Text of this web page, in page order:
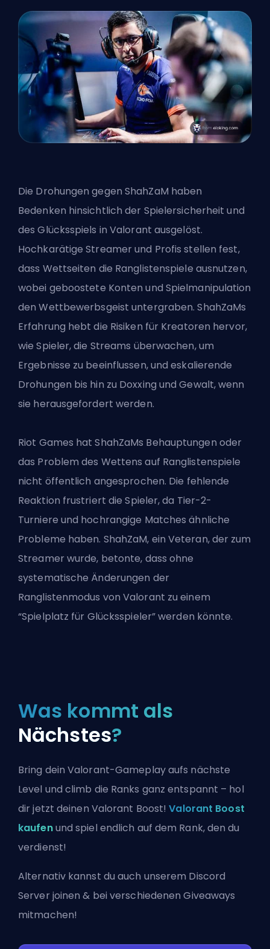
Die Drohungen gegen ShahZaM haben
Bedenken hinsichtlich der Spielersicherheit und
des Glücksspiels in Valorant ausgelöst.
Hochkarätige Streamer und Profis stellen fest,
dass Wettseiten die Ranglistenspiele ausnutzen,
wobei geboostete Konten und Spielmanipulation
den Wettbewerbsgeist untergraben. ShahZaMs
Erfahrung hebt die Risiken für Kreatoren hervor,
wie Spieler, die Streams überwachen, um
Ergebnisse zu beeinflussen, und eskalierende
Drohungen bis hin zu Doxxing und Gewalt, wenn
sie herausgefordert werden.
Riot Games hat ShahZaMs Behauptungen oder
das Problem des Wettens auf Ranglistenspiele
nicht öffentlich angesprochen. Die fehlende
Reaktion frustriert die Spieler, da Tier-2-
Turniere und hochrangige Matches ähnliche
Probleme haben. ShahZaM, ein Veteran, der zum
Streamer wurde, betonte, dass ohne
systematische Änderungen der
Ranglistenmodus von Valorant zu einem
“Spielplatz für Glücksspieler” werden könnte.
Was kommt als
Nächstes?
Bring dein Valorant-Gameplay aufs nächste
Level und climb die Ranks ganz entspannt – hol
dir jetzt deinen Valorant Boost!Valorant Boost
kaufenund spiel endlich auf dem Rank, den du
verdienst!
Alternativ kannst du auch unserem Discord
Server joinen & bei verschiedenen Giveaways
mitmachen!